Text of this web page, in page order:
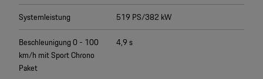
519 PS/382 kW
Systemleistung
4,9 s
Beschleunigung 0 - 100
km/h mit Sport Chrono
Paket